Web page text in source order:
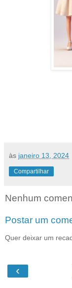
às janeiro 13, 2024
Compartilhar
Nenhum
Postar um
Quer deixar um
‹